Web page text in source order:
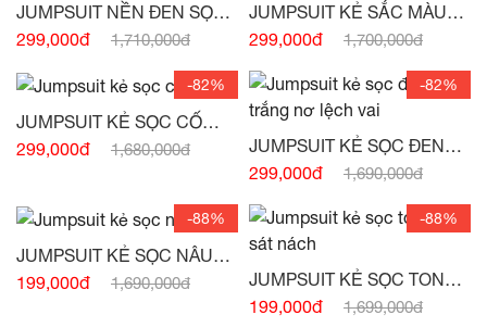
JUMPSUIT NỀN ĐEN SỌC
TRẮNG NƠ CỔ -(HẾT
299,000đ 1,710,000đ
JUMPSUIT KẺ SẮC MÀU
NƠ CHỜM VAI
299,000đ 1,700,000đ
-82%
JUMPSUIT KẺ SỌC CỐ
ĐAN -(HẾT HÀNG)
299,000đ 1,680,000đ
-82%
JUMPSUIT KẺ SỌC ĐEN
299,000đ 1,690,000đ
-88%
JUMPSUIT KẺ SỌC NÂU
TÂY
199,000đ 1,690,000đ
-88%
JUMPSUIT KẺ SỌC TONE
NÂU SÁT NÁCH -(HẾT
199,000đ 1,699,000đ